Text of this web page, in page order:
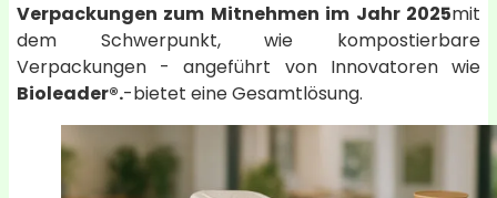
Verpackungen zum Mitnehmen im Jahr 2025mit
dem Schwerpunkt, wie kompostierbare
Verpackungen - angeführt von Innovatoren wie
Bioleader®.-bietet eine Gesamtlösung.